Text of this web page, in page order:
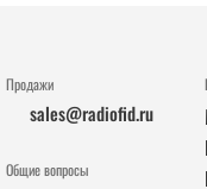
Продажи
sales@radiofid.ru
Общие вопросы